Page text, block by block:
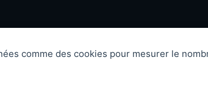
comme des cookies pour mesurer le